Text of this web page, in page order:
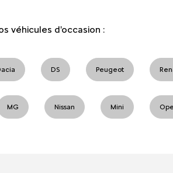
véhicules d'occasion :
DS Peugeot
MG Nissan Mini